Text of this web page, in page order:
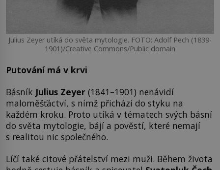
Julius Zeyer utíká do světa mytologie. FOTO: Adolf Pech (1839-
1901)/Creative Commons/Public domain
Putování má v krvi
Básník Julius Zeyer (1841–1901) nenávidí
maloměšťáctví, s nímž přichází do styku na
každém kroku. Proto utíká v tématech svých básní
do světa mytologie, bájí a pověstí, které nemají
s realitou nic společného.
Líčí také citové přátelství mezi muži. Během života